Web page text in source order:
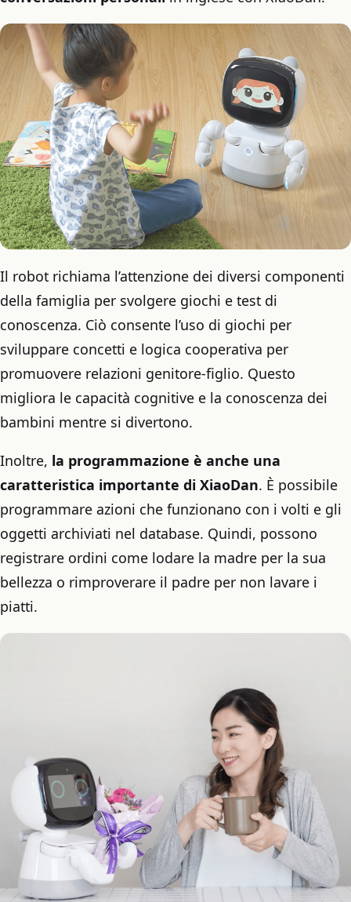
Il robot richiama l’attenzione dei diversi componenti
della famiglia per svolgere giochi e test di
conoscenza. Ciò consente l’uso di giochi per
sviluppare concetti e logica cooperativa per
promuovere relazioni genitore-figlio. Questo
migliora le capacità cognitive e la conoscenza dei
bambini mentre si divertono.
Inoltre, la programmazione è anche una
caratteristica importante di XiaoDan. È possibile
programmare azioni che funzionano con i volti e gli
oggetti archiviati nel database. Quindi, possono
registrare ordini come lodare la madre per la sua
bellezza o rimproverare il padre per non lavare i
piatti.